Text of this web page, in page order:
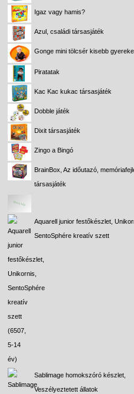
Igaz vagy hamis?
Azul, családi társasjáték
Gonge mini tölcsér kisebb
Piratatak
Kac Kac kukac társasjáték
Dobble játék
Dixit társasjáték
Zingo a Bingó
BrainBox, Az időutazó,
társasjáték
Aquarell junior festőkészlet,
SentoSphére kreatív szett
Sablimage homokszóró készlet,
Veszélyeztetett állatok